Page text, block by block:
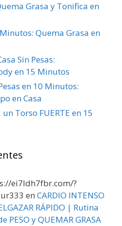
Grasa y Tonifica en
Quema Grasa en
Sin Pesas:
en 15 Minutos
en 10 Minutos:
en Casa
Torso FUERTE en 15
ei7ldh7fbr.com/?
en CARDIO INTENSO
RÁPIDO | Rutina
PESO y QUEMAR GRASA